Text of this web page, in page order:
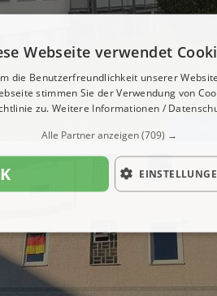
Webseite verwendet
die Benutzerfreundlichkeit unserer
stimmen Sie der Verwendung von
zu. Weitere Informationen /
Alle Partner anzeigen(709) →